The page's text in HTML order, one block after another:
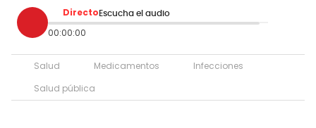
Directo Escucha el audio
00:00:00
Salud Medicamentos
Infecciones
Salud pública